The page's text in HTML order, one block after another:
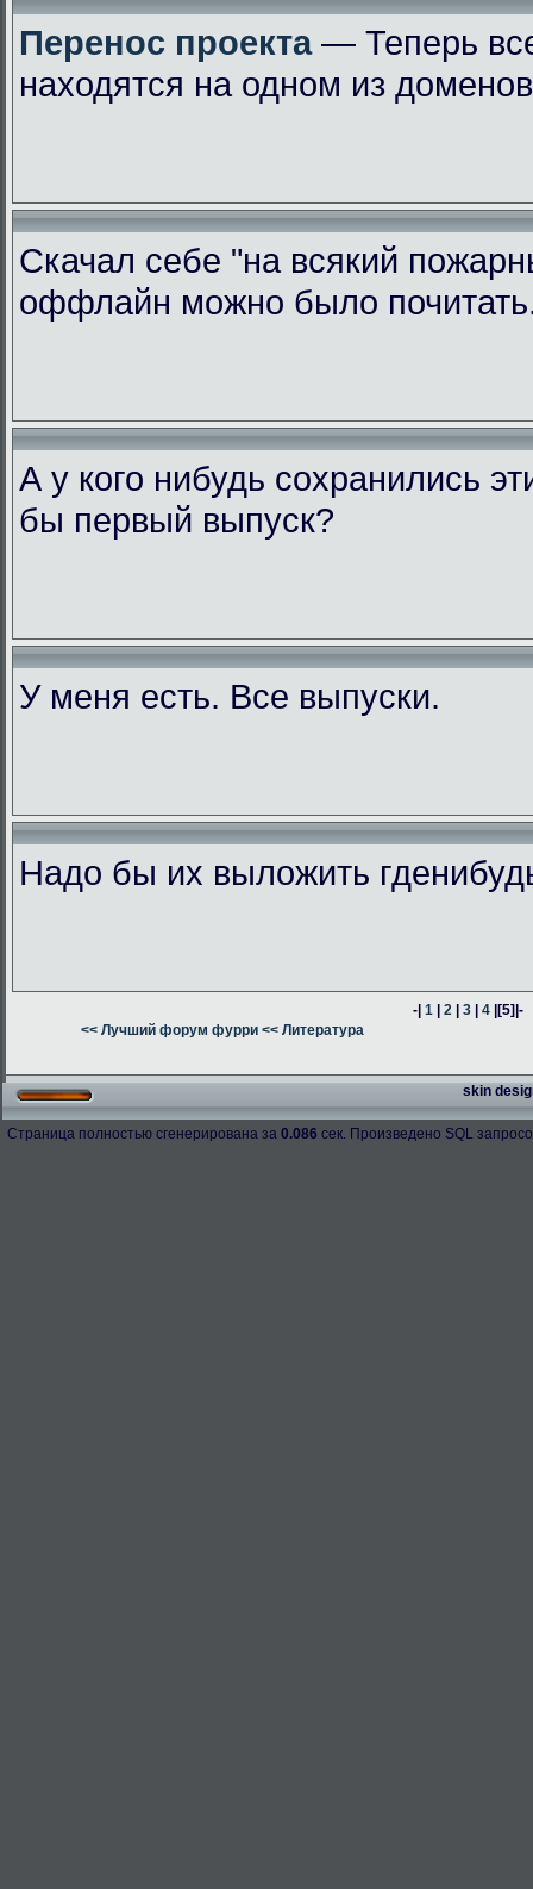
Перенос проекта— Теперь
находятся на одном из
Скачал себе "на всякий
оффлайн можно было
А у кого нибудь сохранились
бы первый выпуск?
У меня есть. Все выпуски.
Надо бы их выложить
-|1 |2 |3 |4 |[5]|-
<< Лучший форум фурри << Литература
skin
Страница полностью сгенерирована за 0.086 сек. Произведено SQL